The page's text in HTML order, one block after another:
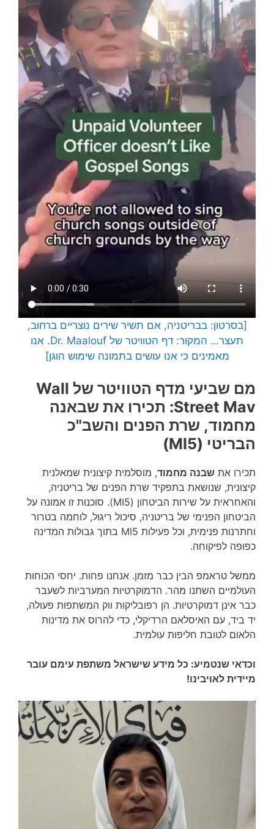
[בסרטון: בבריטניה, אם תשיר שירים נוצריים ברחוב,
תעצר… המקור: דף הטוויטר של Dr. Maalouf. אנו
מאמינים כי אנו עושים בתמונה שימוש הוגן]
מם שביעי מדף הטוויטר של Wall
Street Mav: תכירו את שבאנה
מחמוד, שרת הפנים והשב"כ
הבריטי (MI5)
תכירו את שבנה מחמוד, מוסלמית קיצונית שמאלנית
קיצונית, שנושאת בתפקיד שרת הפנים של בריטניה,
והאחראית על שירות הביטחון (MI5). סוכנות זו אמונה על
הביטחון הפנימי של בריטניה, סיכול ריגול, לוחמה בטרור
וחתרנות פנימית, וכל פעילות MI5 בתוך גבולות המדינה
כפופה לפיקוחה.
ממשל טראמפ הבין כבר מזמן. אנחנו פחות. יחסי הכוחות
העולמיים השתנו מהר. הדמוקרטיות המערביות לשעבר
כבר אינן דמוקרטיות. הן רפובליקות ווק המשתפות פעולה,
יד ביד, עם האיסלאם הרדיקלי, כדי להרוס את מדינות
הלאום לטובת חליפות עולמית.
וכדאי שנטמיע: כל מידע שישראל משתפת עימם עובר
מיידית לאויבינו!